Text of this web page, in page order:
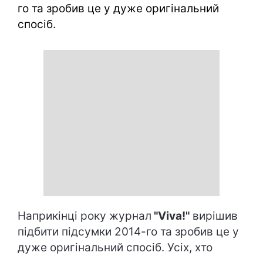
го та зробив це у дуже оригінальний
спосіб.
Наприкінці року журнал "Viva!" вирішив
підбити підсумки 2014-го та зробив це у
дуже оригінальний спосіб. Усіх, хто